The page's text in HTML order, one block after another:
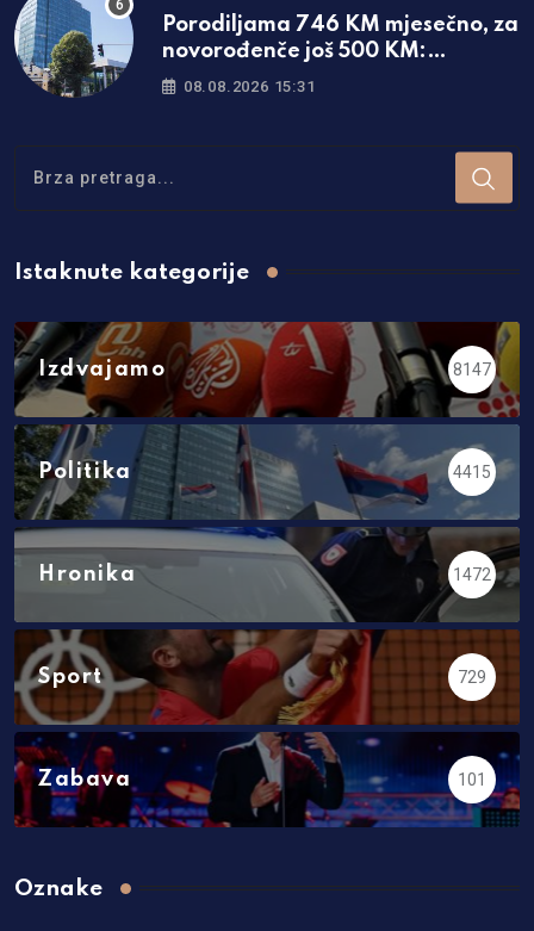
Porodiljama 746 KM mjesečno, za
novorođenče još 500 KM:
Objavljene sve mjere u Srpskoj
08.08.2026 15:31
Istaknute kategorije
Izdvajamo 8147
Politika 4415
Hronika 1472
Sport 729
Zabava 101
Oznake